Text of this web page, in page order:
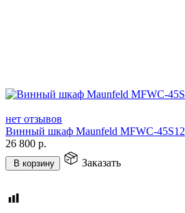
нет отзывов
Винный шкаф Maunfeld MFWC-45S12
26 800 р.
В корзину Заказать